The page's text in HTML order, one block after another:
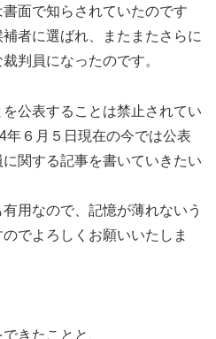
面で知らされていたのです
者に選ばれ、またまたさらに
判員になったのです。
公表することは禁止されてい
年６月５日現在の今では公表
関する記事を書いていきたい
用なので、記憶が薄れないう
でよろしくお願いいたしま
きたことと、